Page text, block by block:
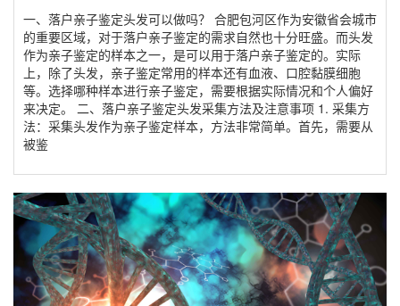
一、落户亲子鉴定头发可以做吗？ 合肥包河区作为安徽省会城市
的重要区域，对于落户亲子鉴定的需求自然也十分旺盛。而头发
作为亲子鉴定的样本之一，是可以用于落户亲子鉴定的。实际
上，除了头发，亲子鉴定常用的样本还有血液、口腔黏膜细胞
等。选择哪种样本进行亲子鉴定，需要根据实际情况和个人偏好
来决定。 二、落户亲子鉴定头发采集方法及注意事项 1. 采集方
法：采集头发作为亲子鉴定样本，方法非常简单。首先，需要从
被鉴